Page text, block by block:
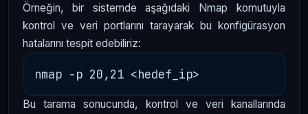
Örneğin, bir sistemde aşağıdaki Nmap komutuyla
kontrol ve veri portlarını tarayarak bu konfigürasyon
hatalarını tespit edebiliriz:
Bu tarama sonucunda, kontrol ve veri kanallarında